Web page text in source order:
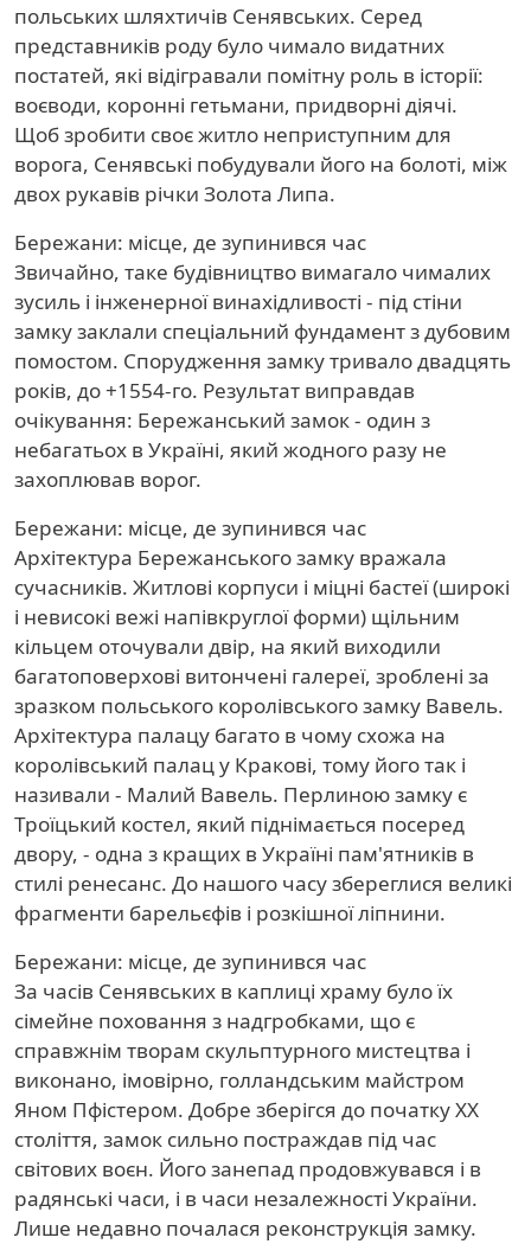
польських шляхтичів Сенявських. Серед
представників роду було чимало видатних
постатей, які відігравали помітну роль в історії:
воєводи, коронні гетьмани, придворні діячі.
Щоб зробити своє житло неприступним для
ворога, Сенявські побудували його на болоті, між
двох рукавів річки Золота Липа.
Бережани: місце, де зупинився час
Звичайно, таке будівництво вимагало чималих
зусиль і інженерної винахідливості - під стіни
замку заклали спеціальний фундамент з дубовим
помостом. Спорудження замку тривало двадцять
років, до +1554-го. Результат виправдав
очікування: Бережанський замок - один з
небагатьох в Україні, який жодного разу не
захоплював ворог.
Бережани: місце, де зупинився час
Архітектура Бережанського замку вражала
сучасників. Житлові корпуси і міцні бастеї (широкі
і невисокі вежі напівкруглої форми) щільним
кільцем оточували двір, на який виходили
багатоповерхові витончені галереї, зроблені за
зразком польського королівського замку Вавель.
Архітектура палацу багато в чому схожа на
королівський палац у Кракові, тому його так і
називали - Малий Вавель. Перлиною замку є
Троїцький костел, який піднімається посеред
двору, - одна з кращих в Україні пам'ятників в
стилі ренесанс. До нашого часу збереглися великі
фрагменти барельєфів і розкішної ліпнини.
Бережани: місце, де зупинився час
За часів Сенявських в каплиці храму було їх
сімейне поховання з надгробками, що є
справжнім творам скульптурного мистецтва і
виконано, імовірно, голландським майстром
Яном Пфістером. Добре зберігся до початку XX
століття, замок сильно постраждав під час
світових воєн. Його занепад продовжувався і в
радянські часи, і в часи незалежності України.
Лише недавно почалася реконструкція замку.